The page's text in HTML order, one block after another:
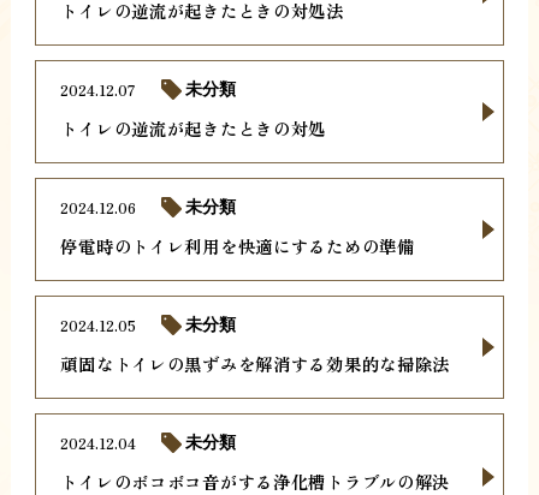
トイレの逆流が起きたときの対処法
トイレの逆流が起きたときの対処
2024.12.07 未分類
停電時のトイレ利用を快適にするための準備
2024.12.06 未分類
頑固なトイレの黒ずみを解消する効果的な掃除法
2024.12.05 未分類
トイレのボコボコ音がする浄化槽トラブルの解決
2024.12.04 未分類